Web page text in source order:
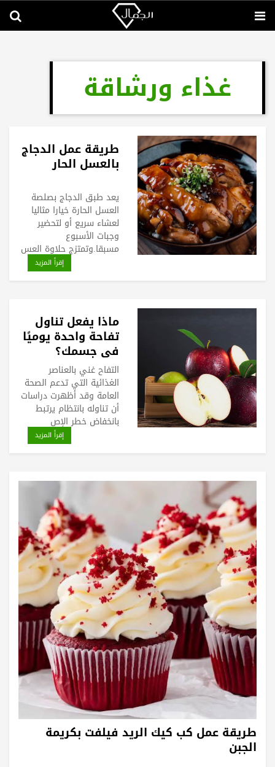
غذاء ورشاقة
طريقة عمل الدجاج
بالعسل الحار
يعد طبق الدجاج بصلصة
العسل الحارة خيارا مثاليا
لعشاء سريع أو لتحضير
وجبات الأسبوع
مسبقا.وتمتزج حلاوة العس
إقرأ المزيد
ماذا يفعل تناول
تفاحة واحدة يوميًا
في جسمك؟
التفاح غني بالعناصر
الغذائية التي تدعم الصحة
العامة وقد أظهرت دراسات
أن تناوله بانتظام يرتبط
بانخفاض خطر الإص
إقرأ المزيد
طريقة عمل كب كيك الريد فيلفت بكريمة
الجبن